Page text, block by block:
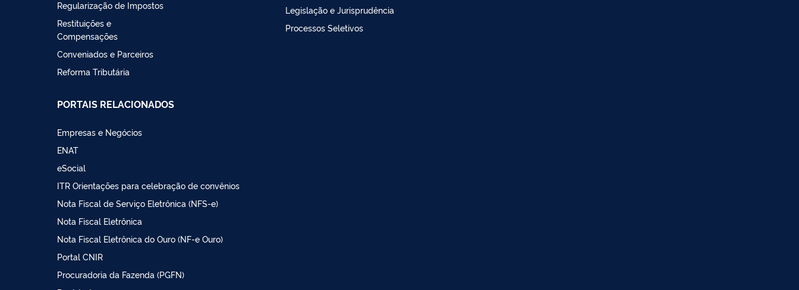
Regularização de Impostos
Restituições e
Compensações
Conveniados e Parceiros
Reforma Tributária
Legislação e Jurisprudência
Processos Seletivos
PORTAIS RELACIONADOS
Empresas e Negócios
ENAT
eSocial
ITR Orientações para celebração de convênios
Nota Fiscal de Serviço Eletrônica (NFS-e)
Nota Fiscal Eletrônica
Nota Fiscal Eletrônica do Ouro (NF-e Ouro)
Portal CNIR
Procuradoria da Fazenda (PGFN)